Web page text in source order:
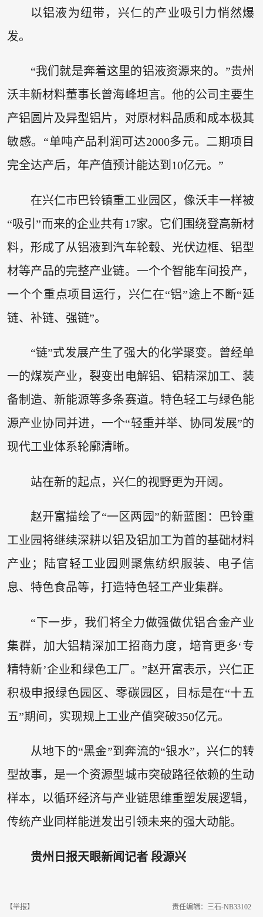
以铝液为纽带，兴仁的产业吸引力悄然爆
发。
“我们就是奔着这里的铝液资源来的。”贵州
沃丰新材料董事长曾海峰坦言。他的公司主要生
产铝圆片及异型铝片，对原材料品质和成本极其
敏感。“单吨产品利润可达2000多元。二期项目
完全达产后，年产值预计能达到10亿元。”
在兴仁市巴铃镇重工业园区，像沃丰一样被
“吸引”而来的企业共有17家。它们围绕登高新材
料，形成了从铝液到汽车轮毂、光伏边框、铝型
材等产品的完整产业链。一个个智能车间投产，
一个个重点项目运行，兴仁在“铝”途上不断“延
链、补链、强链”。
“链”式发展产生了强大的化学聚变。曾经单
一的煤炭产业，裂变出电解铝、铝精深加工、装
备制造、新能源等多条赛道。特色轻工与绿色能
源产业协同并进，一个“轻重并举、协同发展”的
现代工业体系轮廓清晰。
站在新的起点，兴仁的视野更为开阔。
赵开富描绘了“一区两园”的新蓝图：巴铃重
工业园将继续深耕以铝及铝加工为首的基础材料
产业；陆官轻工业园则聚焦纺织服装、电子信
息、特色食品等，打造特色轻工产业集群。
“下一步，我们将全力做强做优铝合金产业
集群，加大铝精深加工招商力度，培育更多‘专
精特新’企业和绿色工厂。”赵开富表示，兴仁正
积极申报绿色园区、零碳园区，目标是在“十五
五”期间，实现规上工业产值突破350亿元。
从地下的“黑金”到奔流的“银水”，兴仁的转
型故事，是一个资源型城市突破路径依赖的生动
样本，以循环经济与产业链思维重塑发展逻辑，
传统产业同样能迸发出引领未来的强大动能。
贵州日报天眼新闻记者 段源兴
【举报】 责任编辑：三石-NB33102